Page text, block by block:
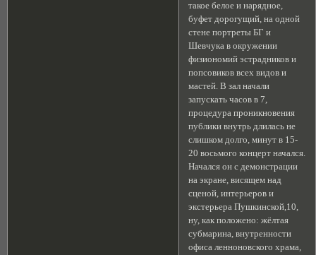
такое белое и нарядное,
буфет дорогущий, на одной
стене портреты БГ и
Шевчука в окружении
физиономий эстрадников и
попсовиков всех видов и
мастей. В зал начали
запускать часов в 7,
процедура проникновения
публики внутрь длилась не
слишком долго, минут в 15-
20 восьмого концерт начался.
Начался он с демонстрации
на экране, висящем над
сценой, интерьеров и
экстерьера Пушкинской,10,
ну, как положено: жёлтая
субмарина, внутренности
офиса ленноновского храма,